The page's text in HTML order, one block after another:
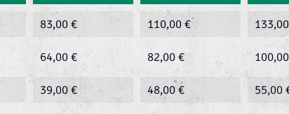
83,00 € 110,00 €
64,00 € 82,00 €
39,00 € 48,00 € 55,00